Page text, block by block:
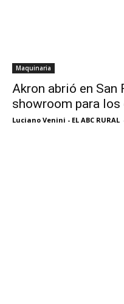
Maquinaria
Akron abrió en San
showroom para los
Luciano Venini - EL ABC RURAL -